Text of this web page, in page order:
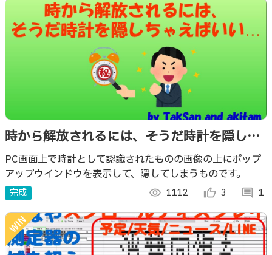
時から解放されるには、そうだ時計を隠しち
ゃえばいい…
PC画面上で時計として認識されたものの画像の上にポップ
アップウインドウを表示して、隠してしまうものです。
完成 visibility 1112 thumb_up_alt 3 comment 1